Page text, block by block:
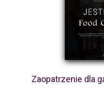
Zaopatrzenie dla